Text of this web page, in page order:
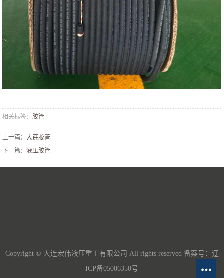
相关标签： 胶管
上一篇： 大连胶管
下一篇： 液压胶管
Copyright © 大连宏伟液压重工有限公司 All rights reserved 备案号：辽
ICP备05006350号